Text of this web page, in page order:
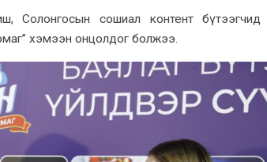
Солонгосын сошиал контент бүтээгчид
хэмээн онцолдог болжээ.